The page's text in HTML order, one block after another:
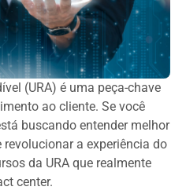
(URA) é uma peça-chave
ao cliente. Se você
buscando entender melhor
a experiência do
da URA que realmente
center.